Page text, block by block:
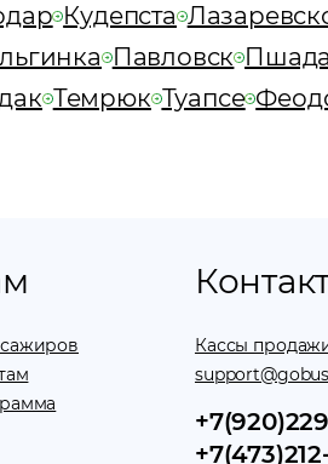
Кудепста
Павловск
Темрюк Туапсе
Кассы